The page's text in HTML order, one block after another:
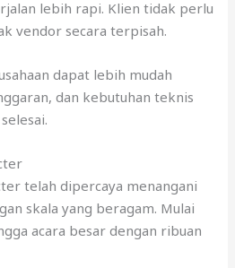
lebih rapi. Klien tidak perlu
vendor secara terpisah.
dapat lebih mudah
dan kebutuhan teknis
telah dipercaya menangani
skala yang beragam. Mulai
acara besar dengan ribuan